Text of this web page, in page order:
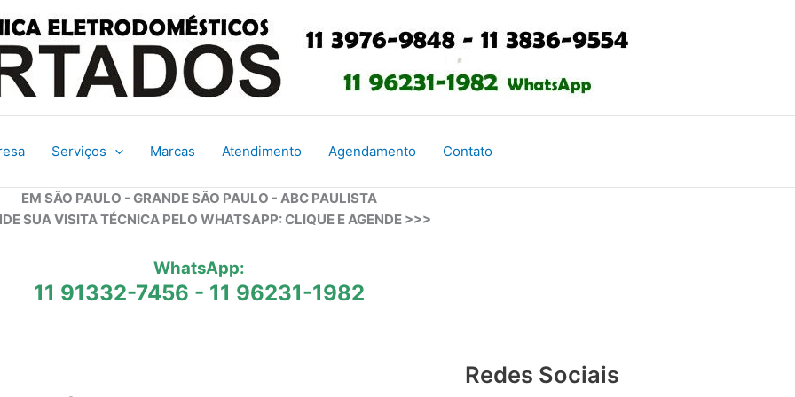
Serviços Marcas Atendimento Agendamento Contato
EM SÃO PAULO - GRANDE SÃO PAULO - ABC PAULISTA
SUA VISITA TÉCNICA PELO WHATSAPP: CLIQUE E AGENDE >>>
WhatsApp:
11 91332-7456 - 11 96231-1982
Redes Sociais